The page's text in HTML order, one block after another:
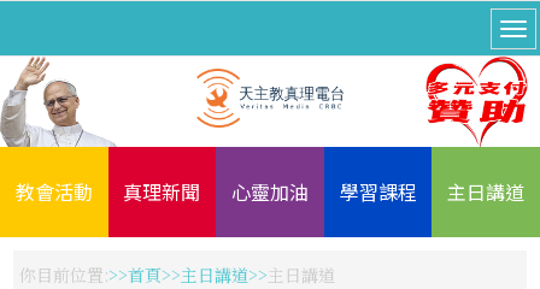
教會活動 真理新聞 心靈加油 學習課程 主日講道
你目前位置: 首頁 主日講道 主日講道